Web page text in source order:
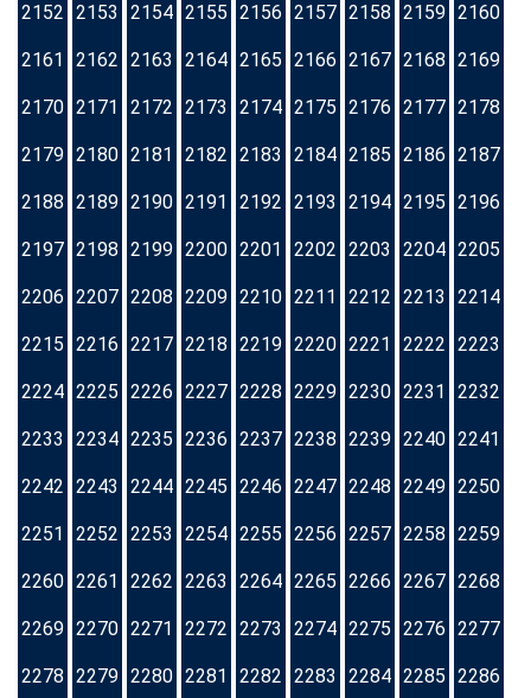
2152 2153 2154 2155 2156 2157 2158 2159 2160
2161 2162 2163 2164 2165 2166 2167 2168 2169
2170 2171 2172 2173 2174 2175 2176 2177 2178
2179 2180 2181 2182 2183 2184 2185 2186 2187
2188 2189 2190 2191 2192 2193 2194 2195 2196
2197 2198 2199 2200 2201 2202 2203 2204 2205
2206 2207 2208 2209 2210 2211 2212 2213 2214
2215 2216 2217 2218 2219 2220 2221 2222 2223
2224 2225 2226 2227 2228 2229 2230 2231 2232
2233 2234 2235 2236 2237 2238 2239 2240 2241
2242 2243 2244 2245 2246 2247 2248 2249 2250
2251 2252 2253 2254 2255 2256 2257 2258 2259
2260 2261 2262 2263 2264 2265 2266 2267 2268
2269 2270 2271 2272 2273 2274 2275 2276 2277
2278 2279 2280 2281 2282 2283 2284 2285 2286